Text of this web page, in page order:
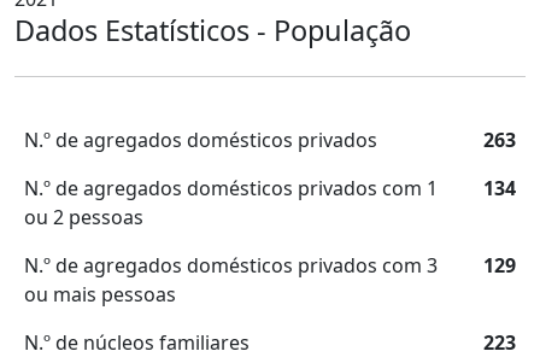
Dados Estatísticos - População
N.º de agregados domésticos privados
263
N.º de agregados domésticos privados com 1
ou 2 pessoas
134
N.º de agregados domésticos privados com 3
ou mais pessoas
129
N.º de núcleos familiares
223